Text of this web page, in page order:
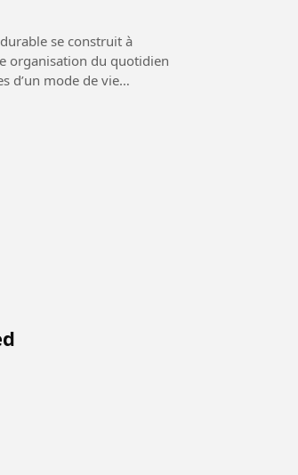
se construit à
organisation du quotidien
d’un mode de vie